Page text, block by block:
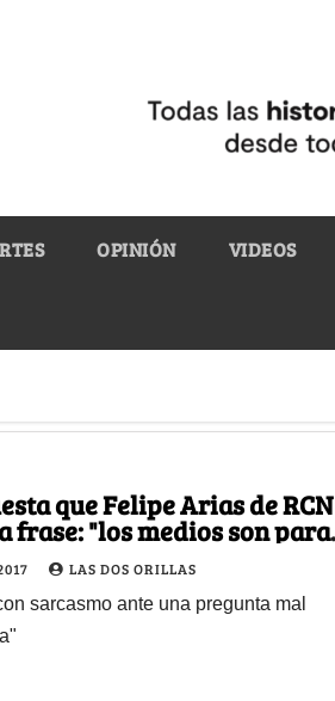
OPINIÓN VIDEOS
que Felipe Arias de RCN
frase: "los medios son para
no para informar"
LAS DOS ORILLAS
sarcasmo ante una pregunta mal